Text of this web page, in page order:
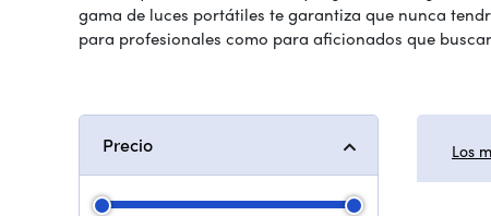
gama de luces portátiles te garantiza que nunca
para profesionales como para aficionados que
Precio Los